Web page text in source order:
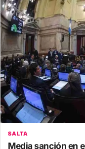
SALTA
Media sanción en